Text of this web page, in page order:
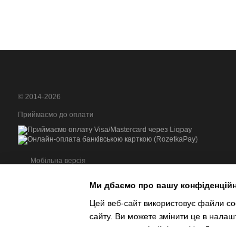
© 2014-2026
Приймаємо до оплати
Мобільна версія
Ми дбаємо про вашу
Цей веб-сайт використовує файли
сайту. Ви можете змінити це в